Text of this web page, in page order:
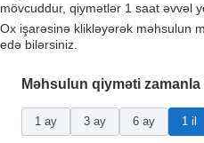
mövcuddur, qiymətlər 1 saat əvvəl
Ox işarəsinə klikləyərək məhsulun
edə bilərsiniz.
Məhsulun qiyməti
1 ay 3 ay 6 ay 1 il